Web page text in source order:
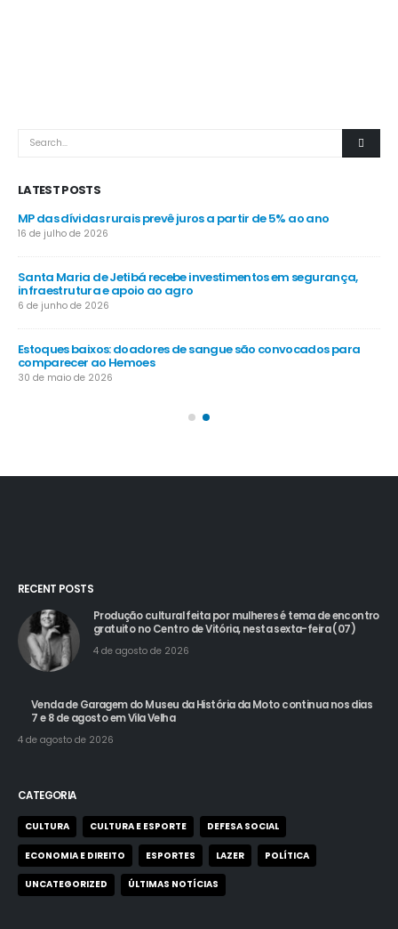
LATEST POSTS
MP das dívidas rurais prevê juros a partir de 5% ao ano
16 de julho de 2026
Santa Maria de Jetibá recebe investimentos em segurança,
infraestrutura e apoio ao agro
6 de junho de 2026
Estoques baixos: doadores de sangue são convocados para
comparecer ao Hemoes
30 de maio de 2026
RECENT POSTS
Produção cultural feita por mulheres é tema de encontro
gratuito no Centro de Vitória, nesta sexta-feira (07)
4 de agosto de 2026
Venda de Garagem do Museu da História da Moto continua nos dias
7 e 8 de agosto em Vila Velha
4 de agosto de 2026
CATEGORIA
CULTURA CULTURA E ESPORTE DEFESA SOCIAL
ECONOMIA E DIREITO ESPORTES LAZER POLÍTICA
UNCATEGORIZED ÚLTIMAS NOTÍCIAS